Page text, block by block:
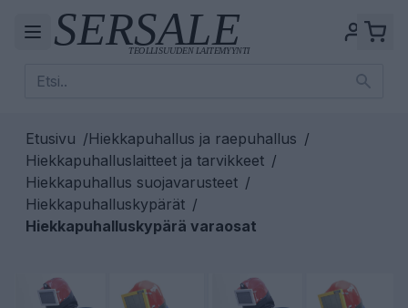
Etusivu /Hiekkapuhallus ja raepuhallus /
Hiekkapuhalluslaitteet ja tarvikkeet /
Hiekkapuhallus suojavarusteet /
Hiekkapuhalluskypärät /
Hiekkapuhalluskypärä varaosat